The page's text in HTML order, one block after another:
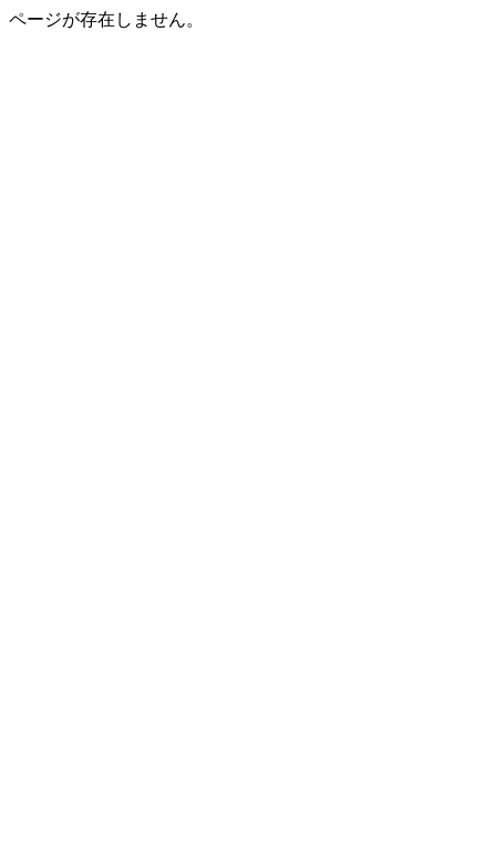
ページが存在しません。